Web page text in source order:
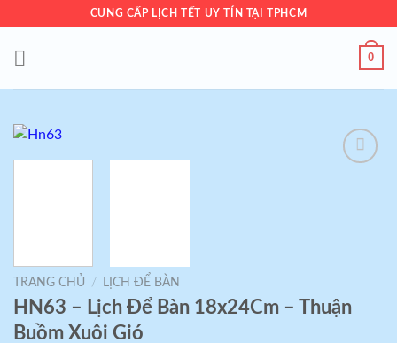
content
CUNG CẤP LỊCH TẾT UY TÍN TẠI TPHCM
0
TRANG CHỦ / LỊCH ĐỂ BÀN
HN63 – Lịch Để Bàn 18x24Cm – Thuận
Buồm Xuôi Gió